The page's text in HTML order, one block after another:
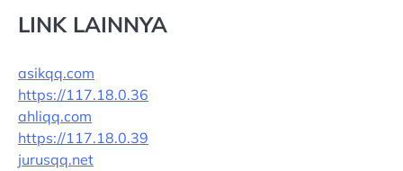
LINK LAINNYA
asikqq.com
https://117.18.0.36
ahliqq.com
https://117.18.0.39
jurusqq.net